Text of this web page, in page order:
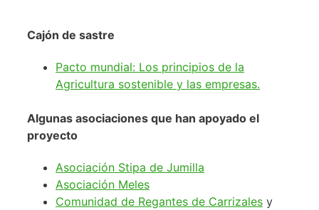
Cajón de sastre
Pacto mundial: Los principios de la
Agricultura sostenible y las empresas.
Algunas asociaciones que han apoyado el
proyecto
Asociación Stipa de Jumilla
Asociación Meles
Comunidad de Regantes de Carrizales y